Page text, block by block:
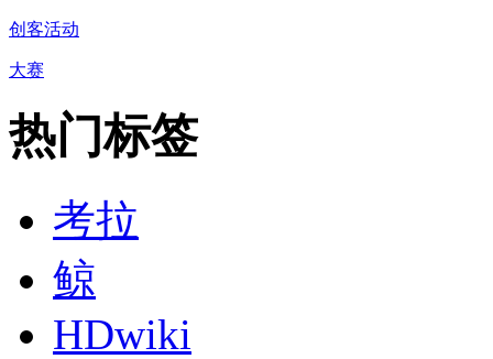
创客活动
大赛
热门标签
考拉
鲸
HDwiki